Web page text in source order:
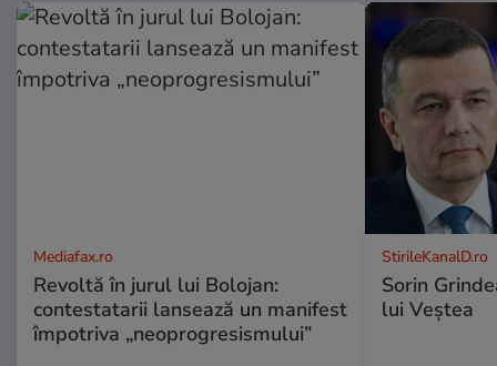
Mediafax.ro
Revoltă în jurul lui Bolojan:
contestatarii lansează un manifest
împotriva „neoprogresismului”
StirileKanalD.ro
Sorin
lui Veștea